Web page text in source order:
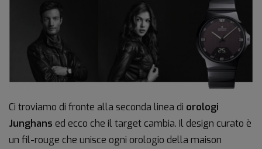
Ci troviamo di fronte alla seconda linea di orologi
Junghans ed ecco che il target cambia. Il design curato è
un fil-rouge che unisce ogni orologio della maison